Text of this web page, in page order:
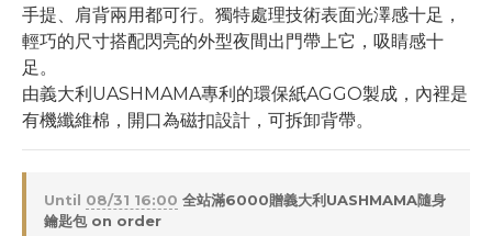
手提、肩背兩用都可行。獨特處理技術表面光澤感十足，
輕巧的尺寸搭配閃亮的外型夜間出門帶上它，吸睛感十
足。
由義大利UASHMAMA專利的環保紙AGGO製成，內裡是
有機纖維棉，開口為磁扣設計，可拆卸背帶。
Until 08/31 16:00 全站滿6000贈義大利UASHMAMA隨身
鑰匙包 on order